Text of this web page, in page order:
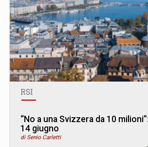
RSI
“No a una Svizzera da 10
14 giugno
di Senio Carletti